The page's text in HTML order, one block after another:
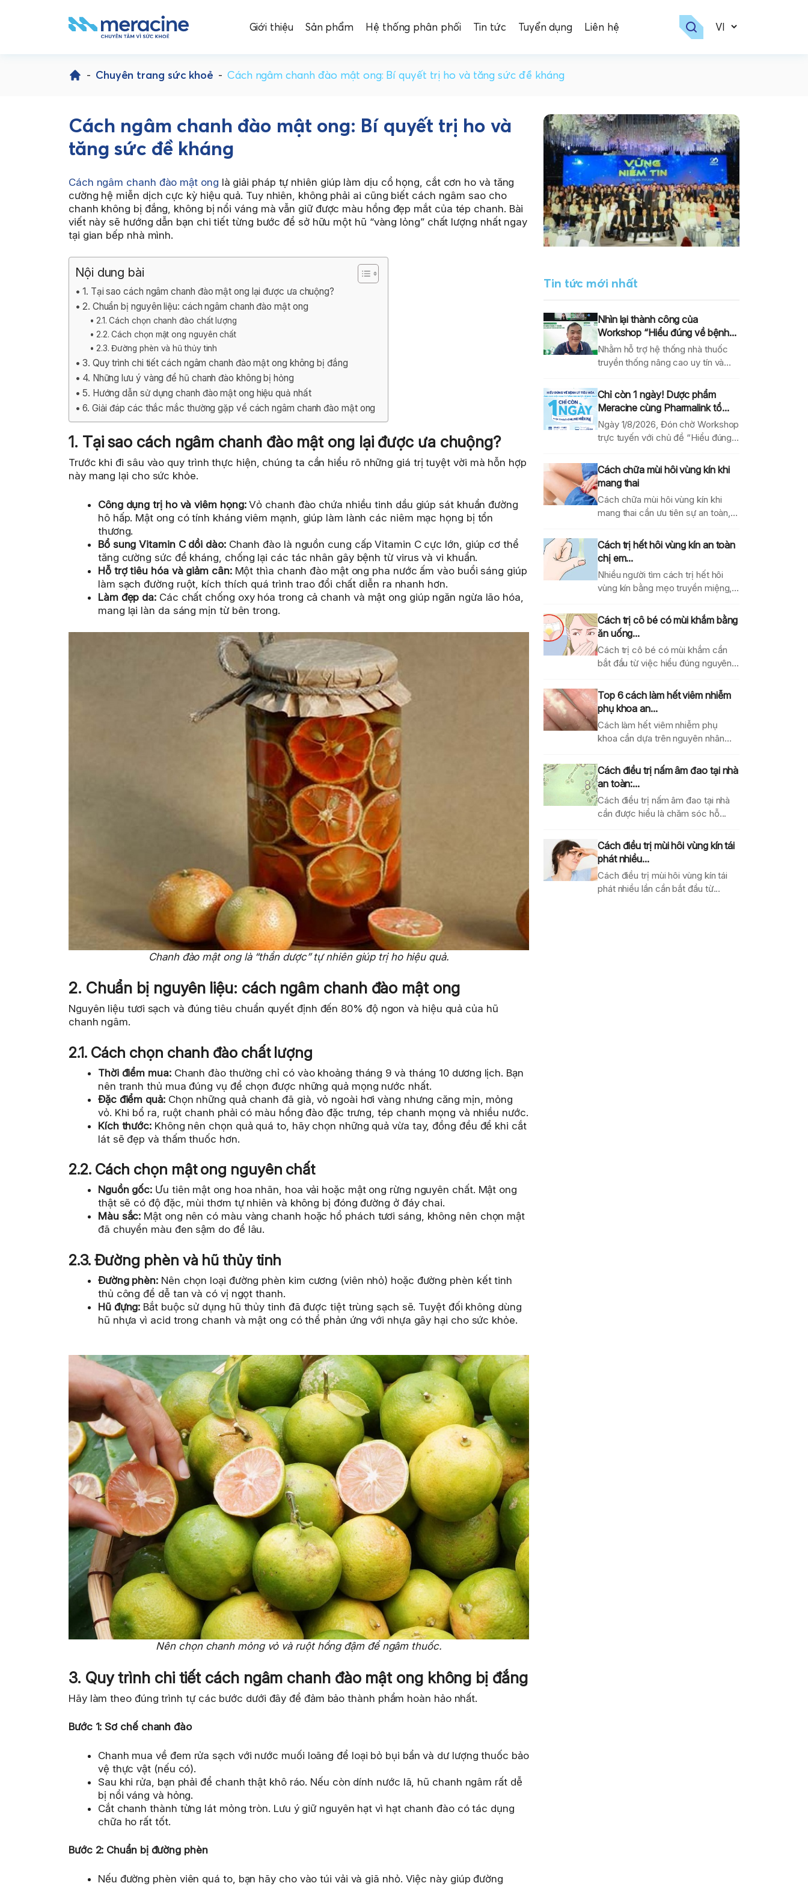
Giới thiệu Sản phẩm Hệ thống phân phối Tin tức Tuyển dụng Liên hệ
- Chuyên trang sức khoẻ - Cách ngâm chanh đào mật ong: Bí quyết trị ho và tăng sức đề kháng
Cách ngâm chanh đào mật ong: Bí quyết trị ho và
tăng sức đề kháng
Cách ngâm chanh đào mật ong là giải pháp tự nhiên giúp làm dịu cổ họng, cắt cơn ho và tăng
cường hệ miễn dịch cực kỳ hiệu quả. Tuy nhiên, không phải ai cũng biết cách ngâm sao cho
chanh không bị đắng, không bị nổi váng mà vẫn giữ được màu hồng đẹp mắt của tép chanh. Bài
viết này sẽ hướng dẫn bạn chi tiết từng bước để sở hữu một hũ “vàng lỏng” chất lượng nhất ngay
tại gian bếp nhà mình.
Nội dung bài
1. Tại sao cách ngâm chanh đào mật ong lại được ưa chuộng?
2. Chuẩn bị nguyên liệu: cách ngâm chanh đào mật ong
2.1. Cách chọn chanh đào chất lượng
2.2. Cách chọn mật ong nguyên chất
2.3. Đường phèn và hũ thủy tinh
3. Quy trình chi tiết cách ngâm chanh đào mật ong không bị đắng
4. Những lưu ý vàng để hũ chanh đào không bị hỏng
5. Hướng dẫn sử dụng chanh đào mật ong hiệu quả nhất
6. Giải đáp các thắc mắc thường gặp về cách ngâm chanh đào mật ong
1. Tại sao cách ngâm chanh đào mật ong lại được ưa chuộng?
Trước khi đi sâu vào quy trình thực hiện, chúng ta cần hiểu rõ những giá trị tuyệt vời mà hỗn hợp
này mang lại cho sức khỏe.
Công dụng trị ho và viêm họng:Vỏ chanh đào chứa nhiều tinh dầu giúp sát khuẩn đường
hô hấp. Mật ong có tính kháng viêm mạnh, giúp làm lành các niêm mạc họng bị tổn
thương.
Bổ sung Vitamin C dồi dào:Chanh đào là nguồn cung cấp Vitamin C cực lớn, giúp cơ thể
tăng cường sức đề kháng, chống lại các tác nhân gây bệnh từ virus và vi khuẩn.
Hỗ trợ tiêu hóa và giảm cân:Một thìa chanh đào mật ong pha nước ấm vào buổi sáng giúp
làm sạch đường ruột, kích thích quá trình trao đổi chất diễn ra nhanh hơn.
Làm đẹp da: Các chất chống oxy hóa trong cả chanh và mật ong giúp ngăn ngừa lão hóa,
mang lại làn da sáng mịn từ bên trong.
Chanh đào mật ong là “thần dược” tự nhiên giúp trị ho hiệu quả.
2. Chuẩn bị nguyên liệu: cách ngâm chanh đào mật ong
Nguyên liệu tươi sạch và đúng tiêu chuẩn quyết định đến 80% độ ngon và hiệu quả của hũ
chanh ngâm.
2.1. Cách chọn chanh đào chất lượng
Thời điểm mua:Chanh đào thường chỉ có vào khoảng tháng 9 và tháng 10 dương lịch. Bạn
nên tranh thủ mua đúng vụ để chọn được những quả mọng nước nhất.
Đặc điểm quả:Chọn những quả chanh đã già, vỏ ngoài hơi vàng nhưng căng mịn, mỏng
vỏ. Khi bổ ra, ruột chanh phải có màu hồng đào đặc trưng, tép chanh mọng và nhiều nước.
Kích thước: Không nên chọn quả quá to, hãy chọn những quả vừa tay, đồng đều để khi cắt
lát sẽ đẹp và thấm thuốc hơn.
2.2. Cách chọn mật ong nguyên chất
Nguồn gốc: Ưu tiên mật ong hoa nhãn, hoa vải hoặc mật ong rừng nguyên chất. Mật ong
thật sẽ có độ đặc, mùi thơm tự nhiên và không bị đóng đường ở đáy chai.
Màu sắc: Mật ong nên có màu vàng chanh hoặc hổ phách tươi sáng, không nên chọn mật
đã chuyển màu đen sậm do để lâu.
2.3. Đường phèn và hũ thủy tinh
Đường phèn: Nên chọn loại đường phèn kim cương (viên nhỏ) hoặc đường phèn kết tinh
thủ công để dễ tan và có vị ngọt thanh.
Hũ đựng: Bắt buộc sử dụng hũ thủy tinh đã được tiệt trùng sạch sẽ. Tuyệt đối không dùng
hũ nhựa vì acid trong chanh và mật ong có thể phản ứng với nhựa gây hại cho sức khỏe.
Nên chọn chanh mỏng vỏ và ruột hồng đậm để ngâm thuốc.
3. Quy trình chi tiết cách ngâm chanh đào mật ong không bị đắng
Hãy làm theo đúng trình tự các bước dưới đây để đảm bảo thành phẩm hoàn hảo nhất.
Bước 1: Sơ chế chanh đào
Chanh mua về đem rửa sạch với nước muối loãng để loại bỏ bụi bẩn và dư lượng thuốc bảo
vệ thực vật (nếu có).
Sau khi rửa, bạn phải để chanh thật khô ráo. Nếu còn dính nước lã, hũ chanh ngâm rất dễ
bị nổi váng và hỏng.
Cắt chanh thành từng lát mỏng tròn. Lưu ý giữ nguyên hạt vì hạt chanh đào có tác dụng
chữa ho rất tốt.
Bước 2: Chuẩn bị đường phèn
Nếu đường phèn viên quá to, bạn hãy cho vào túi vải và giã nhỏ. Việc này giúp đường
Tin tức mới nhất
Nhìn lại thành công của
Workshop “Hiểu đúng về bệnh...
Nhằm hỗ trợ hệ thống nhà thuốc
truyền thống nâng cao uy tín và
Chỉ còn 1 ngày! Dược phẩm
Meracine cùng Pharmalink tổ...
Ngày 1/8/2026, Đón chờ Workshop
trực tuyến với chủ đề “Hiểu đúng
Cách chữa mùi hôi vùng kín khi
mang thai
Cách chữa mùi hôi vùng kín khi
mang thai cần ưu tiên sự an toàn,...
Cách trị hết hôi vùng kín an toàn
chị em...
Nhiều người tìm cách trị hết hôi
vùng kín bằng mẹo truyền miệng,
Cách trị cô bé có mùi khắm bằng
ăn uống...
Cách trị cô bé có mùi khắm cần
bắt đầu từ việc hiểu đúng nguyên...
Top 6 cách làm hết viêm nhiễm
phụ khoa an...
Cách làm hết viêm nhiễm phụ
khoa cần dựa trên nguyên nhân
Cách điều trị nấm âm đao tại nhà
an toàn:...
Cách điều trị nấm âm đao tại nhà
cần được hiểu là chăm sóc hỗ...
Cách điều trị mùi hôi vùng kín tái
phát nhiều...
Cách điều trị mùi hôi vùng kín tái
phát nhiều lần cần bắt đầu từ...